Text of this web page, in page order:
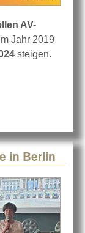
AV-
Jahr 2019
steigen.
in Berlin